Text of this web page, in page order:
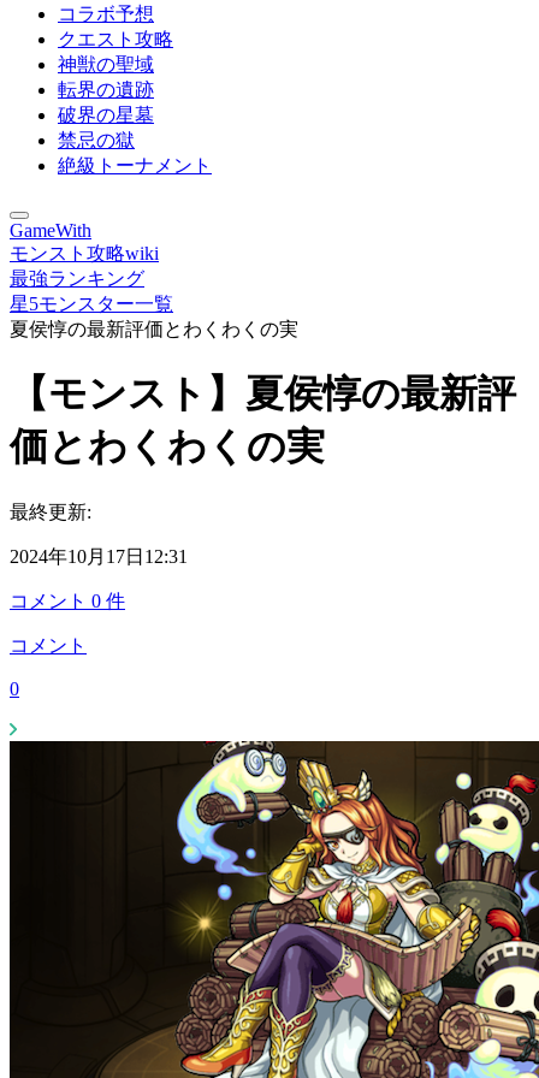
コラボ予想
クエスト攻略
神獣の聖域
転界の遺跡
破界の星墓
禁忌の獄
絶級トーナメント
GameWith
モンスト攻略wiki
最強ランキング
星5モンスター一覧
夏侯惇の最新評価とわくわくの実
【モンスト】夏侯惇の最新評
価とわくわくの実
最終更新:
2024年10月17日12:31
コメント 0 件
コメント
0